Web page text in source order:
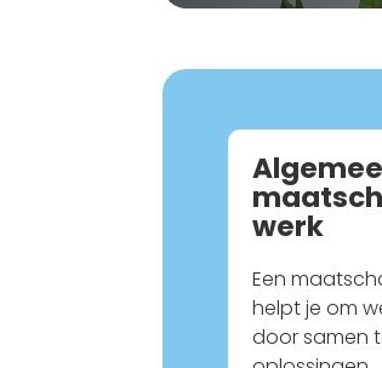
werk
Een
helpt je om
door samen